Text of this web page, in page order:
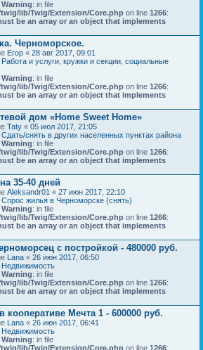
: in file
lib/Twig/Extension/Core.php on line 1266:
be an array or an object that implements
Черноморское.
Егор « 28 авг 2017, 09:01
Работа и услуги, кружки и секции, социальные
: in file
lib/Twig/Extension/Core.php on line 1266:
be an array or an object that implements
дом «Home Sweet Home»
Taty « 05 июл 2017, 21:05
Сдать/снять в других населенных пунктах района
: in file
lib/Twig/Extension/Core.php on line 1266:
be an array or an object that implements
35-40 дней
Aleksandr01 « 27 июн 2017, 22:10
Спрос жилья в Черноморске (снять)
: in file
lib/Twig/Extension/Core.php on line 1266:
be an array or an object that implements
с постройкой - 480000 руб.
Lana « 26 июн 2017, 06:50
Недвижимость
: in file
lib/Twig/Extension/Core.php on line 1266:
be an array or an object that implements
кооперативе Мечта 1 - 600000 руб.
Lana « 26 июн 2017, 06:41
Недвижимость
: in file
lib/Twig/Extension/Core.php on line 1266: